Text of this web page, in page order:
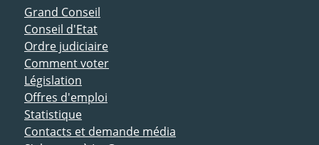
ACCÈS DIRECT
Grand Conseil
Conseil d'Etat
Ordre judiciaire
Comment voter
Législation
Offres d'emploi
Statistique
Contacts et demande média